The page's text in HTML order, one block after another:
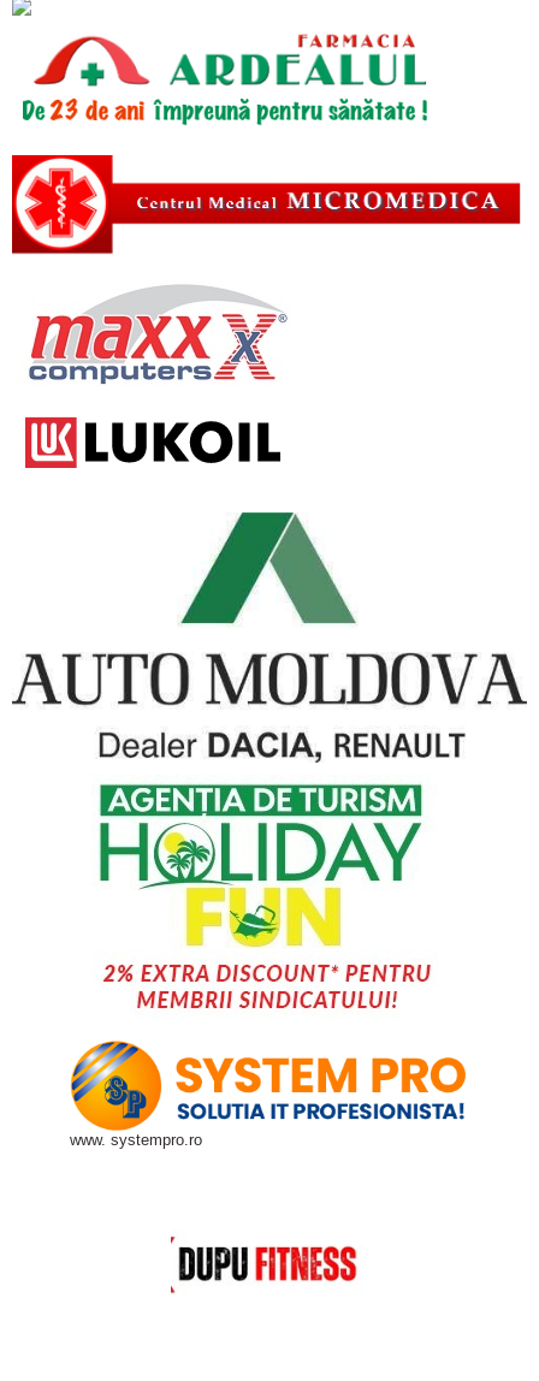
www. systempro.ro